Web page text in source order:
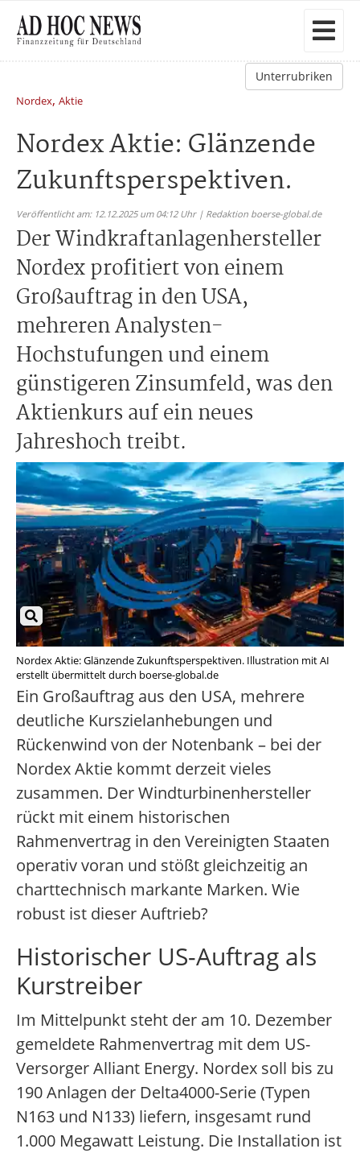
Unterrubriken
Nordex, Aktie
Nordex Aktie: Glänzende
Zukunftsperspektiven.
Veröffentlicht am: 12.12.2025 um 04:12 Uhr | Redaktion boerse-global.de
Der Windkraftanlagenhersteller
Nordex profitiert von einem
Großauftrag in den USA,
mehreren Analysten-
Hochstufungen und einem
günstigeren Zinsumfeld, was den
Aktienkurs auf ein neues
Jahreshoch treibt.
Nordex Aktie: Glänzende Zukunftsperspektiven. Illustration mit AI
erstellt übermittelt durch boerse-global.de
Ein Großauftrag aus den USA, mehrere
deutliche Kurszielanhebungen und
Rückenwind von der Notenbank – bei der
Nordex Aktie kommt derzeit vieles
zusammen. Der Windturbinenhersteller
rückt mit einem historischen
Rahmenvertrag in den Vereinigten Staaten
operativ voran und stößt gleichzeitig an
charttechnisch markante Marken. Wie
robust ist dieser Auftrieb?
Historischer US-Auftrag als
Kurstreiber
Im Mittelpunkt steht der am 10. Dezember
gemeldete Rahmenvertrag mit dem US-
Versorger Alliant Energy. Nordex soll bis zu
190 Anlagen der Delta4000-Serie (Typen
N163 und N133) liefern, insgesamt rund
1.000 Megawatt Leistung. Die Installation ist